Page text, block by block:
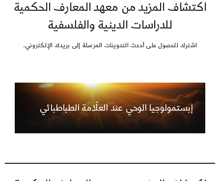
اكتشاف المزيد من معهد المعارف الحكمية
للدراسات الدينية والفلسفية
اشترك للحصول على أحدث التدوينات المرسلة إلى بريدك الإلكتروني.
إبستمولوجيا الوحي عند العلّامة الطباطبائي